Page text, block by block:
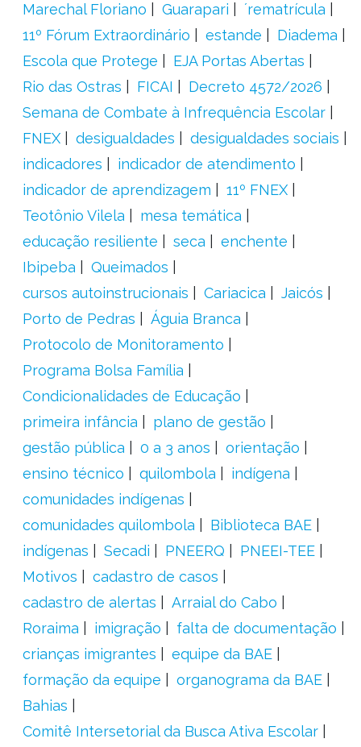
Marechal Floriano
Guarapari
´rematrícula
11º Fórum Extraordinário
estande
Diadema
Escola que Protege
EJA Portas Abertas
Rio das Ostras
FICAI
Decreto 4572/2026
Semana de Combate à Infrequência Escolar
FNEX
desigualdades
desigualdades sociais
indicadores
indicador de atendimento
indicador de aprendizagem
11º FNEX
Teotônio Vilela
mesa temática
educação resiliente
seca
enchente
Ibipeba
Queimados
cursos autoinstrucionais
Cariacica
Jaicós
Porto de Pedras
Águia Branca
Protocolo de Monitoramento
Programa Bolsa Família
Condicionalidades de Educação
primeira infância
plano de gestão
gestão pública
0 a 3 anos
orientação
ensino técnico
quilombola
indígena
comunidades indígenas
comunidades quilombola
Biblioteca BAE
indígenas
Secadi PNEERQ
PNEEI-TEE
Motivos
cadastro de casos
cadastro de alertas
Arraial do Cabo
Roraima
imigração
falta de documentação
crianças imigrantes
equipe da BAE
formação da equipe
organograma da BAE
Bahias
Comitê Intersetorial da Busca Ativa Escolar